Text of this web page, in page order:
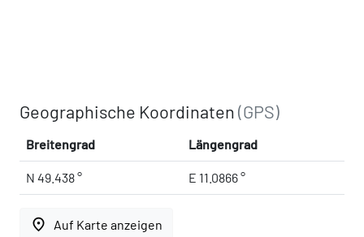
Geographische Koordinaten(GPS)
Breitengrad Längengrad
N 49.438 ° E 11.0866 °
place Auf Karte anzeigen